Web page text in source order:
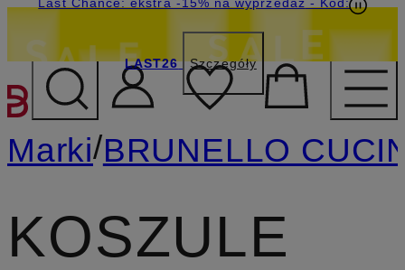
PRZEJDŹ DO GŁÓWNEJ
LAST26 Szczegóły
Marki/BRUNELLO
KOSZULE